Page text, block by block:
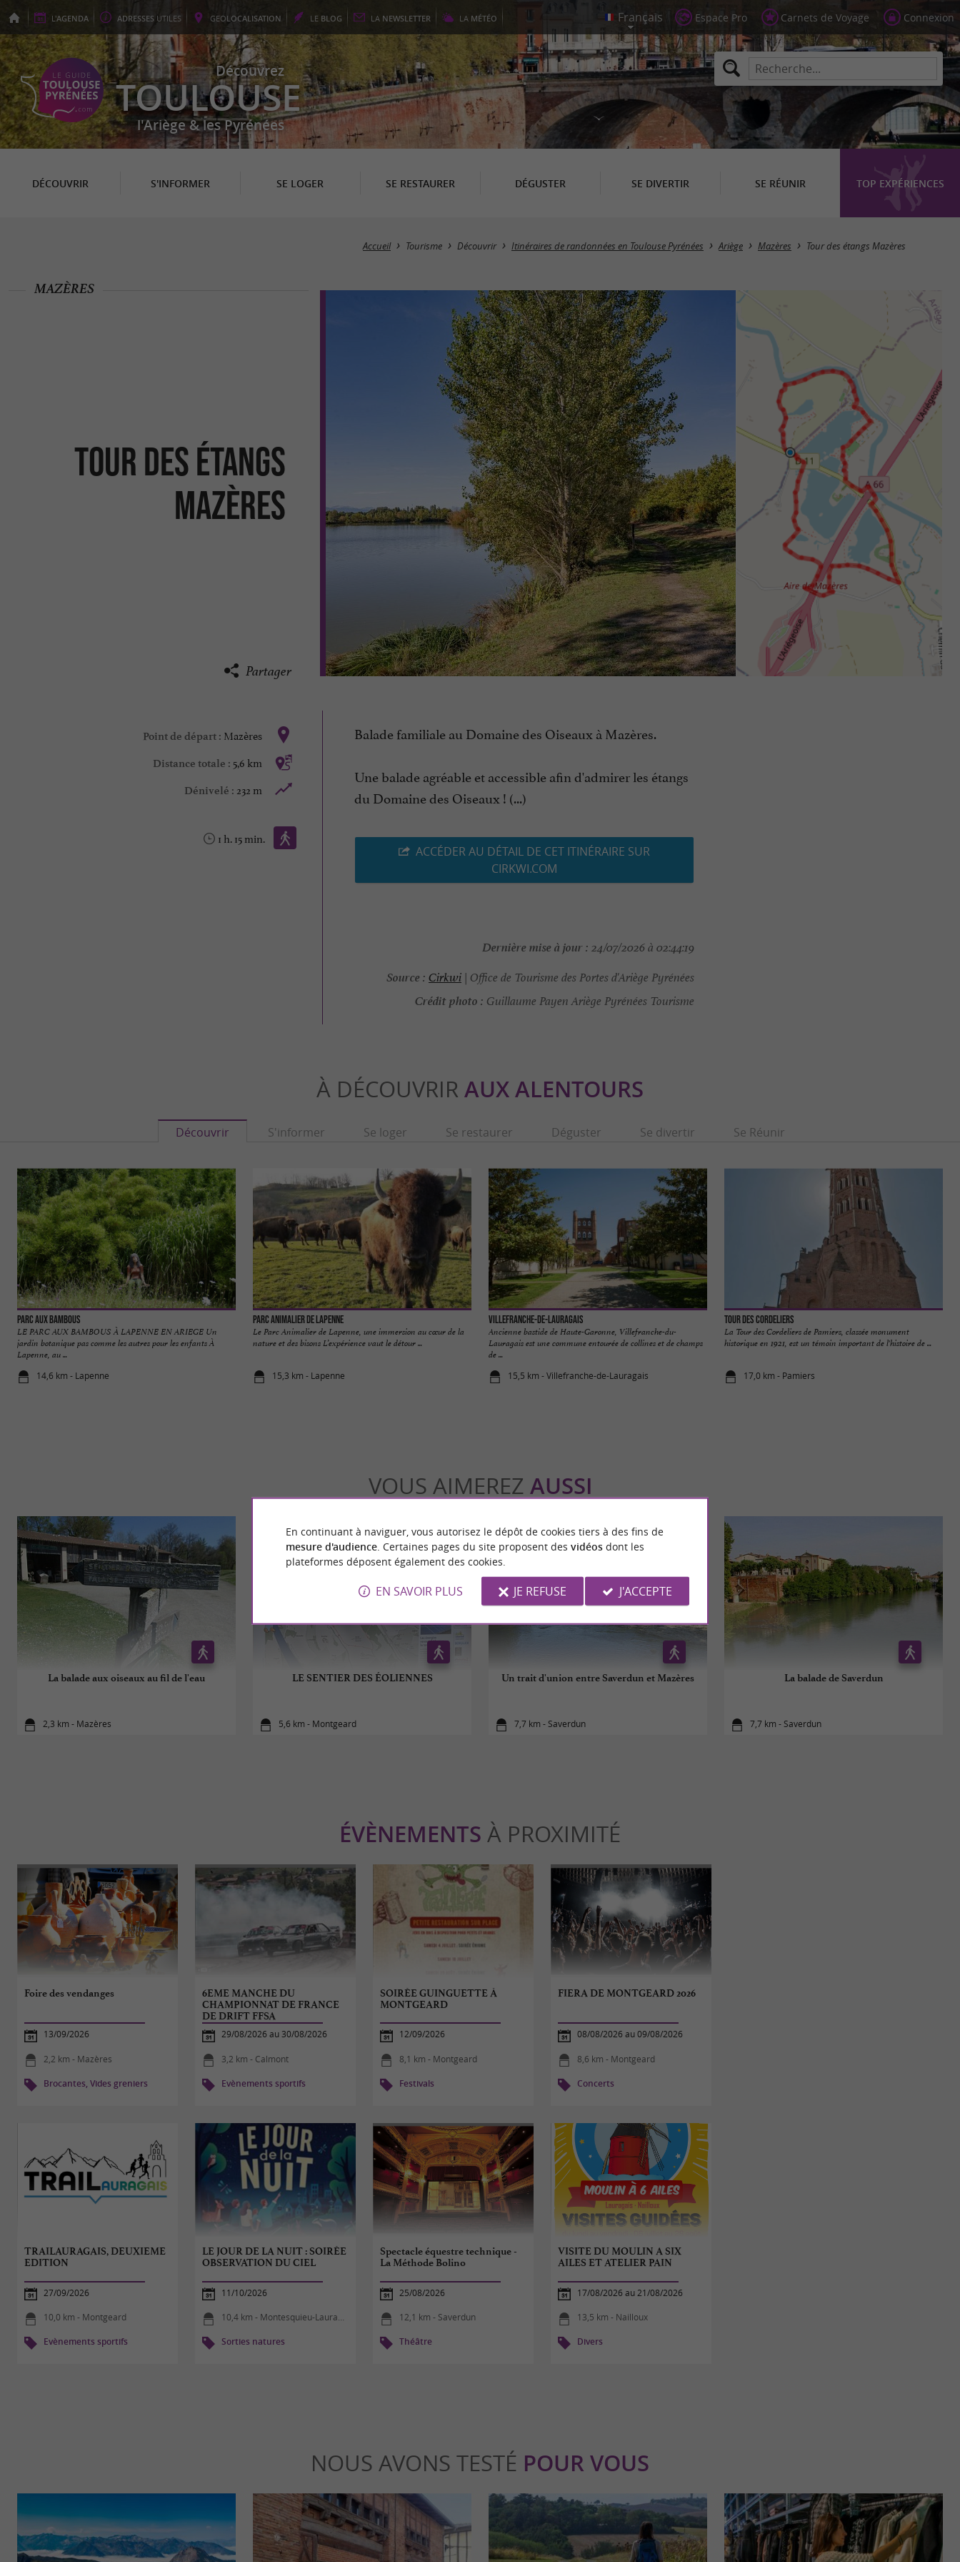
L'AGENDA ADRESSES UTILES GEOLOCALISATION LE BLOG LA NEWSLETTER LA MÉTÉO Espace Pro Carnets de Voyage Connexion
Découvrez
TOULOUSE
l'Ariège & les Pyrénées
DÉCOUVRIR S'INFORMER SE LOGER SE RESTAURER DÉGUSTER SE DIVERTIR SE RÉUNIR TOP EXPÉRIENCES
Accueil Tourisme Découvrir Itinéraires de randonnées en Toulouse Pyrénées Ariège Mazères Tour des étangs Mazères
Tour des étangs
Mazères
MAZÈRES
Partager
Point de départ : Mazères
Distance totale : 5,6 km
Dénivelé : 232 m
Marche à pied :
1 h. 15 min.
Balade familiale au Domaine des Oiseaux à Mazères.
Une balade agréable et accessible afin d'admirer les étangs
du Domaine des Oiseaux ! (...)
ACCÉDER AU DÉTAIL DE CET ITINÉRAIRE SUR
CIRKWI.COM
Dernière mise à jour : 24/07/2026 à 02:44:19
Source : Cirkwi| Office de Tourisme des Portes d'Ariège Pyrénées
Crédit photo : Guillaume Payen Ariège Pyrénées Tourisme
À DÉCOUVRIR AUX ALENTOURS
Découvrir S'informer Se loger Se restaurer Déguster Se divertir Se Réunir
Parc aux Bambous
LE PARC AUX BAMBOUS À LAPENNE EN ARIEGE Un
jardin botanique pas comme les autres pour les enfants À
Lapenne, au ...
14,6 km - Lapenne
Parc Animalier de Lapenne
Le Parc Animalier de Lapenne, une immersion au cœur de la
nature et des bisons L’expérience vaut le détour ...
15,3 km - Lapenne
Villefranche-de-Lauragais
Ancienne bastide de Haute-Garonne, Villefranche-du-
Lauragais est une commune entourée de collines et de champs
de ...
15,5 km - Villefranche-de-Lauragais
Tour des Cordeliers
La Tour des Cordeliers de Pamiers, classée monument
historique en 1921, est un témoin important de l'histoire de ...
17,0 km - Pamiers
VOUS AIMEREZ AUSSI
La balade aux oiseaux au fil de l'eau
2,3 km - Mazères
LE SENTIER DES ÉOLIENNES
5,6 km - Montgeard
Un trait d'union entre Saverdun et Mazères
7,7 km - Saverdun
La balade de Saverdun
7,7 km - Saverdun
ÉVÈNEMENTS À PROXIMITÉ
Foire des vendanges
13/09/2026
2,2 km - Mazères
Brocantes, Vides greniers
6EME MANCHE DU
CHAMPIONNAT DE FRANCE
DE DRIFT FFSA
29/08/2026 au 30/08/2026
3,2 km - Calmont
Evènements sportifs
SOIRÉE GUINGUETTE À
MONTGEARD
12/09/2026
8,1 km - Montgeard
Festivals
FIERA DE MONTGEARD 2026
08/08/2026 au 09/08/2026
8,6 km - Montgeard
Concerts
TRAILAURAGAIS, DEUXIEME
EDITION
27/09/2026
10,0 km - Montgeard
Evènements sportifs
LE JOUR DE LA NUIT : SOIRÉE
OBSERVATION DU CIEL
11/10/2026
10,4 km - Montesquieu-Lauragais
Sorties natures
Spectacle équestre technique -
La Méthode Bolino
25/08/2026
12,1 km - Saverdun
Théâtre
VISITE DU MOULIN A SIX
AILES ET ATELIER PAIN
17/08/2026 au 21/08/2026
13,5 km - Nailloux
Divers
NOUS AVONS TESTÉ POUR VOUS
En continuant à naviguer, vous autorisez le dépôt de cookies tiers à des fins de
mesure d'audience. Certaines pages du site proposent des vidéosdont les
plateformes déposent également des cookies.
EN SAVOIR PLUS JE REFUSE J'ACCEPTE